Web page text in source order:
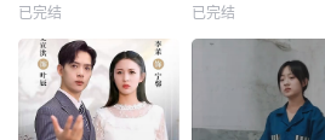
已完结 已完结